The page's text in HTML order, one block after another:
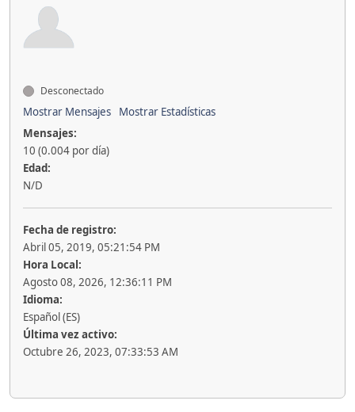
Desconectado
Mostrar Mensajes
Mostrar Estadísticas
Mensajes:
10 (0.004 por día)
Edad:
N/D
Fecha de registro:
Abril 05, 2019, 05:21:54 PM
Hora Local:
Agosto 08, 2026, 12:36:11 PM
Idioma:
Español (ES)
Última vez activo:
Octubre 26, 2023, 07:33:53 AM